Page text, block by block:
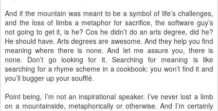
And if the mountain was meant to be a symbol of life’s challenges,
and the loss of limbs a metaphor for sacrifice, the software guy’s
not going to get it, is he? Cos he didn’t do an arts degree, did he?
He should have. Arts degrees are awesome. And they help you find
meaning where there is none. And let me assure you, there is
none. Don’t go looking for it. Searching for meaning is like
searching for a rhyme scheme in a cookbook: you won’t find it and
you’ll bugger up your soufflé.
Point being, I’m not an inspirational speaker. I’ve never lost a limb
on a mountainside, metaphorically or otherwise. And I’m certainly